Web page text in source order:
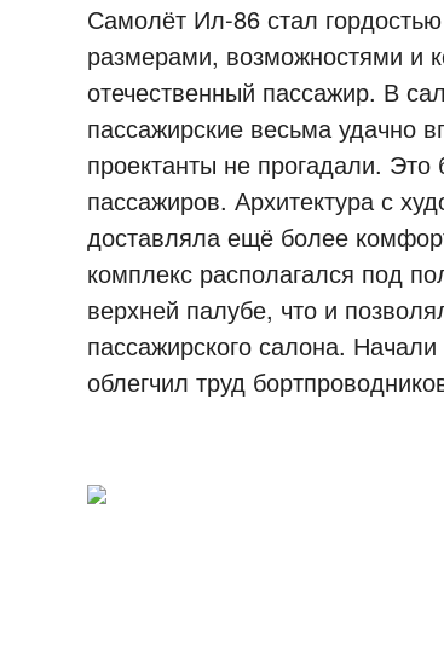
Самолёт Ил-86 стал
размерами, возможностями и
отечественный пассажир. В
пассажирские весьма удачно
проектанты не прогадали.
пассажиров. Архитектура с
доставляла ещё более
комплекс располагался под
верхней палубе, что и
пассажирского салона.
облегчил труд